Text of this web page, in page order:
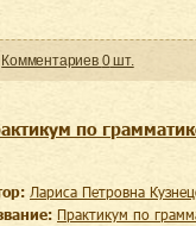
Комментариев 0шт.
по
Лариса Петровна
Практикум по